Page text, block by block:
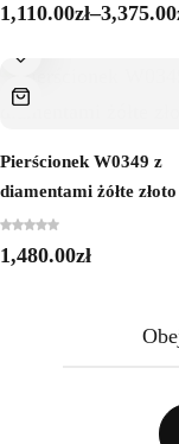
1,110.00zł–3,375.00
Pierścionek W0349 z
diamentami żółte złoto
1,480.00zł